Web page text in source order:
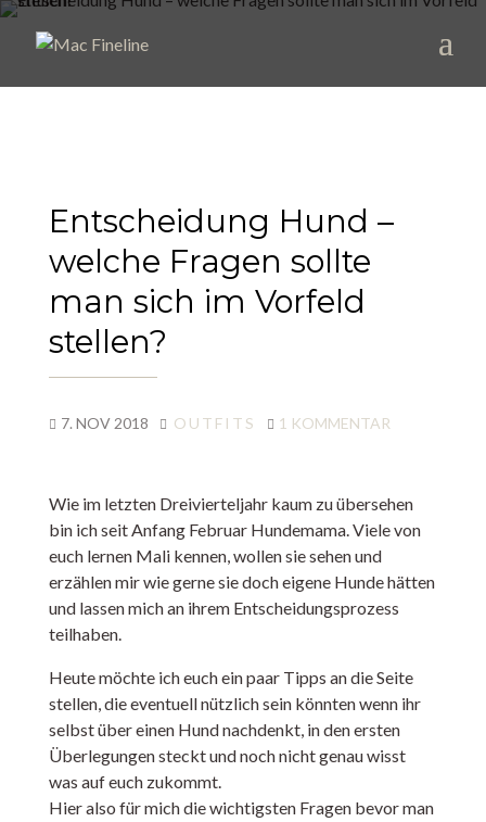
Entscheidung Hund –
welche Fragen sollte
man sich im Vorfeld
stellen?
7. NOV 2018 OUTFITS 1 KOMMENTAR
Wie im letzten Dreivierteljahr kaum zu übersehen
bin ich seit Anfang Februar Hundemama. Viele von
euch lernen Mali kennen, wollen sie sehen und
erzählen mir wie gerne sie doch eigene Hunde hätten
und lassen mich an ihrem Entscheidungsprozess
teilhaben.
Heute möchte ich euch ein paar Tipps an die Seite
stellen, die eventuell nützlich sein könnten wenn ihr
selbst über einen Hund nachdenkt, in den ersten
Überlegungen steckt und noch nicht genau wisst
was auf euch zukommt.
Hier also für mich die wichtigsten Fragen bevor man